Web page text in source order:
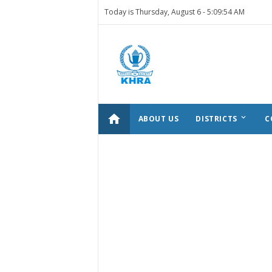
Today is Thursday, August 6 -5:09:54 AM
home ABOUT US DISTRICTS keyboard_arrow_down